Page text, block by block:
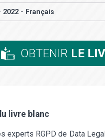
2022 - Français
OBTENIR LE
livre blanc
experts RGPD de Data